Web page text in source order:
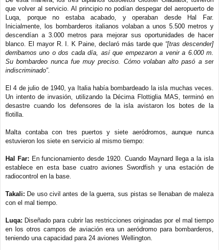
que volver al servicio. Al principio no podían despegar del aeropuerto de
Luqa, porque no estaba acabado, y operaban desde Hal Far.
Inicialmente, los bombarderos italianos volaban a unos 5.500 metros y
descendían a 3.000 metros para mejorar sus oportunidades de hacer
blanco. El mayor R. I. K Paine, declaró más tarde que “[tras descender]
derribamos uno o dos cada día, así que empezaron a venir a 6.000 m.
Su bombardeo nunca fue muy preciso. Cómo volaban alto pasó a ser
indiscriminado”.
El 4 de julio de 1940, ya Italia había bombardeado la isla muchas veces.
Un intento de invasión, utilizando la Décima Flottiglia MAS, terminó en
desastre cuando los defensores de la isla avistaron los botes de la
flotilla.
Malta contaba con tres puertos y siete aeródromos, aunque nunca
estuvieron los siete en servicio al mismo tiempo:
Hal Far: En funcionamiento desde 1920. Cuando Maynard llega a la isla
establece en esta base cuatro aviones Swordfish y una estación de
radiocontrol en la base.
Takali: De uso civil antes de la guerra, sus pistas se llenaban de maleza
con el mal tiempo.
Luqa: Diseñado para cubrir las restricciones originadas por el mal tiempo
en los otros campos de aviación era un aeródromo para bombarderos,
teniendo una capacidad para 24 aviones Wellington.